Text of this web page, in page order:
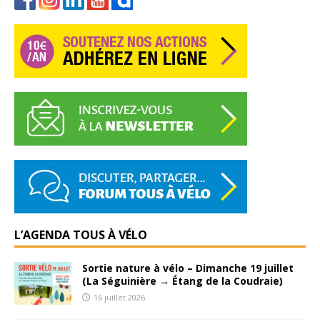
L’AGENDA TOUS À VÉLO
Sortie nature à vélo – Dimanche 19 juillet
(La Séguinière → Étang de la Coudraie)
16 juillet 2026